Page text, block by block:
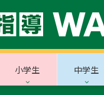
小学生 中学生